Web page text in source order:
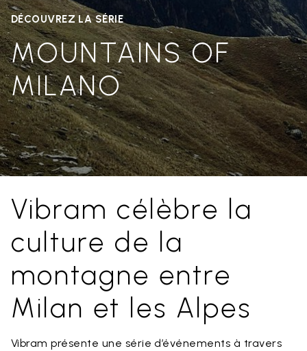
DÉCOUVREZ LA SÉRIE
MOUNTAINS OF
MILANO
Vibram célèbre la
culture de la
montagne entre
Milan et les Alpes
Vibram présente une série d’événements à travers